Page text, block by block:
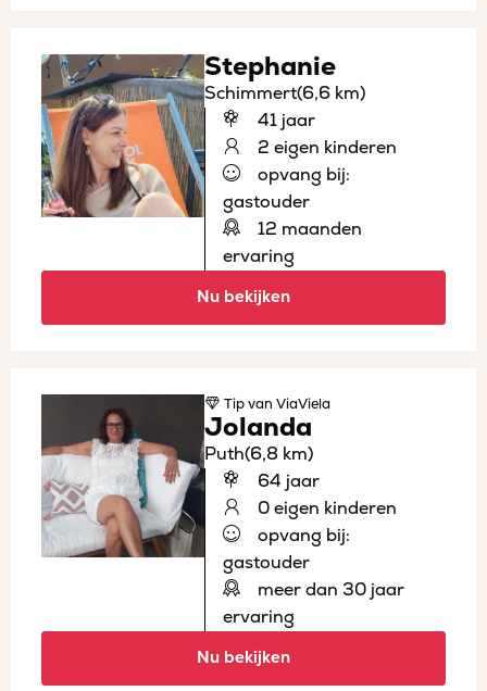
Stephanie
Schimmert(6,6 km)
41 jaar
2 eigen kinderen
opvang bij:
gastouder
12 maanden
ervaring
Nu bekijken
Tipvan ViaViela
Jolanda
Puth(6,8 km)
64 jaar
0 eigen kinderen
opvang bij:
gastouder
meer dan 30 jaar
ervaring
Nu bekijken